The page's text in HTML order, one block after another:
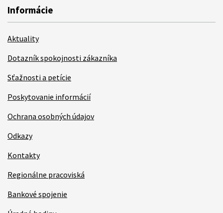
Informácie
Aktuality
Dotazník spokojnosti zákazníka
Sťažnosti a petície
Poskytovanie informácií
Ochrana osobných údajov
Odkazy
Kontakty
Regionálne pracoviská
Bankové spojenie